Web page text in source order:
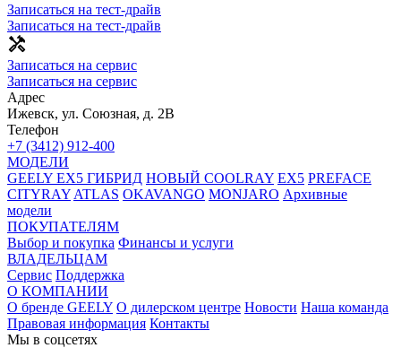
Записаться на тест-драйв
Записаться на тест-драйв
Записаться на сервис
Записаться на сервис
Адрес
Ижевск, ул. Союзная, д. 2В
Телефон
+7 (3412) 912-400
МОДЕЛИ
GEELY EX5 ГИБРИД НОВЫЙ COOLRAY EX5 PREFACE
CITYRAY ATLAS OKAVANGO MONJARO Архивные
модели
ПОКУПАТЕЛЯМ
Выбор и покупка Финансы и услуги
ВЛАДЕЛЬЦАМ
Сервис Поддержка
О КОМПАНИИ
О бренде GEELY О дилерском центре Новости Наша команда
Правовая информация Контакты
Мы в соцсетях